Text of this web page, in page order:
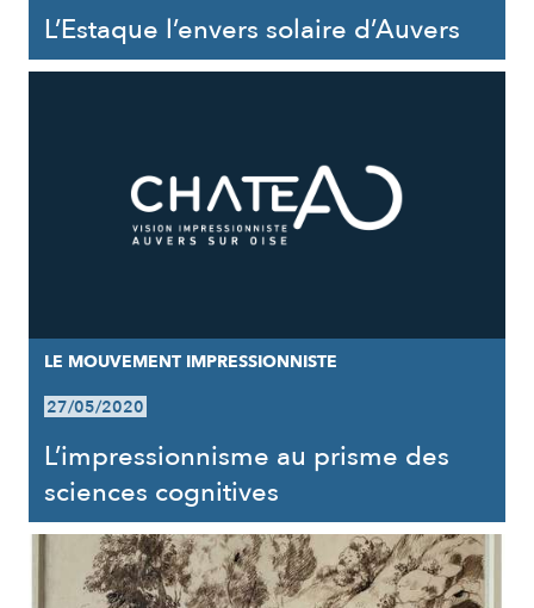
L’Estaque l’envers solaire d’Auvers
LE MOUVEMENT IMPRESSIONNISTE
27/05/2020
L’impressionnisme au prisme des
sciences cognitives